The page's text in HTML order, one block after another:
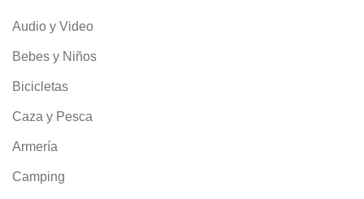
Audio y Video
Bebes y Niños
Bicicletas
Caza y Pesca
Armería
Camping